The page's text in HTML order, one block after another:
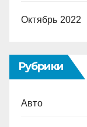
Октябрь 2022
Рубрики
Авто